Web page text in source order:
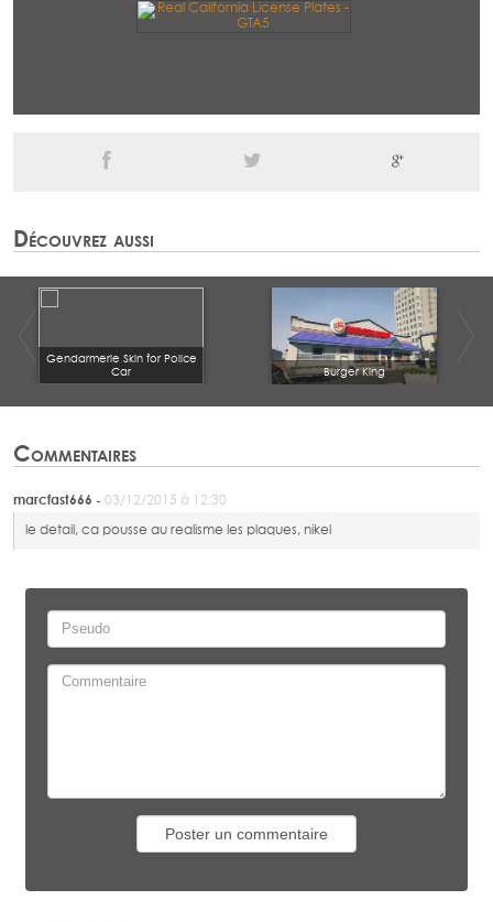
Découvrez aussi
Gendarmerie Skin for Police
Car
Burger King
Commentaires
marcfast666 - 03/12/2015 à 12:30
le detail, ca pousse au realisme les plaques, nikel